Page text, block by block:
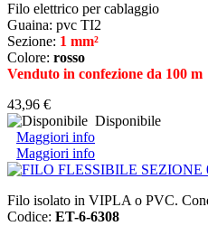
Filo elettrico per cablaggio
Guaina: pvc TI2
Sezione: 1 mm²
Colore: rosso
Venduto in confezione da 100 m
43,96 €
Disponibile
Maggiori info
Maggiori info
Filo isolato in VIPLA o PVC.
Codice: ET-6-6308